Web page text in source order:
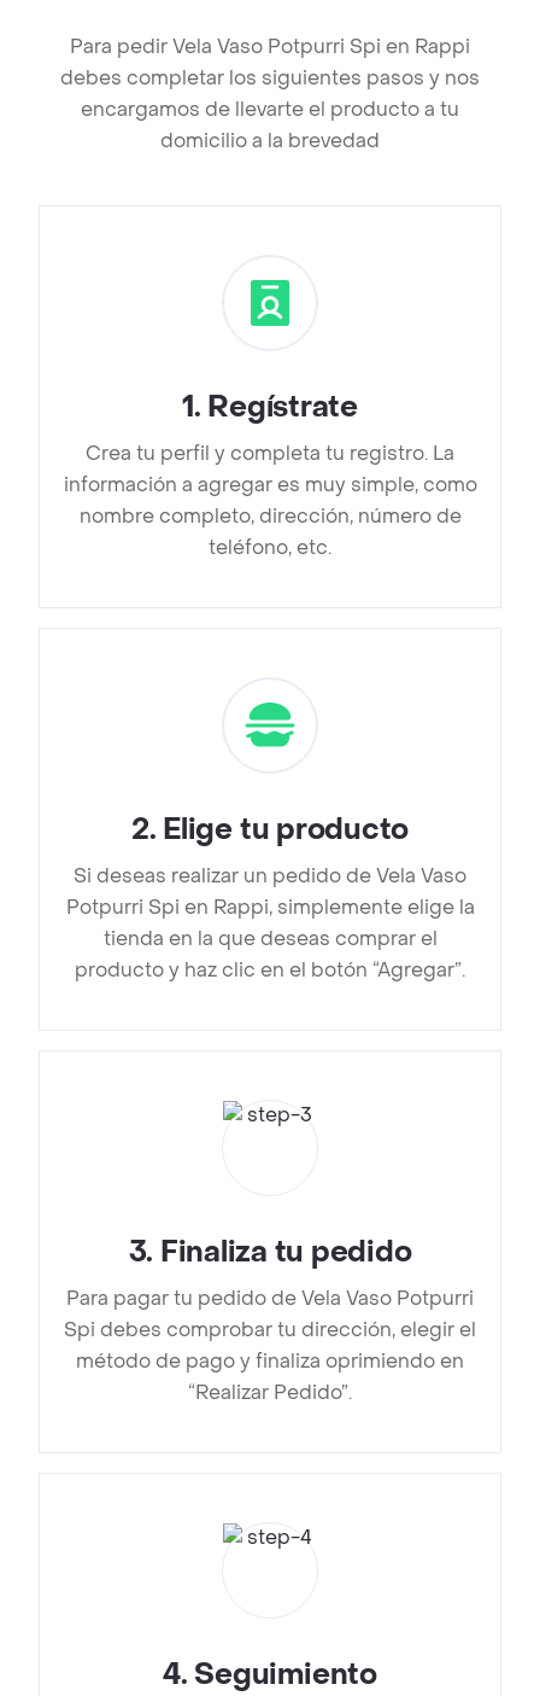
Para pedir Vela Vaso Potpurri Spi en Rappi
debes completar los siguientes pasos y nos
encargamos de llevarte el producto a tu
domicilio a la brevedad
1. Regístrate
Crea tu perfil y completa tu registro. La
información a agregar es muy simple, como
nombre completo, dirección, número de
teléfono, etc.
2. Elige tu producto
Si deseas realizar un pedido de Vela Vaso
Potpurri Spi en Rappi, simplemente elige la
tienda en la que deseas comprar el
producto y haz clic en el botón “Agregar”.
3. Finaliza tu pedido
Para pagar tu pedido de Vela Vaso Potpurri
Spi debes comprobar tu dirección, elegir el
método de pago y finaliza oprimiendo en
“Realizar Pedido”.
4. Seguimiento